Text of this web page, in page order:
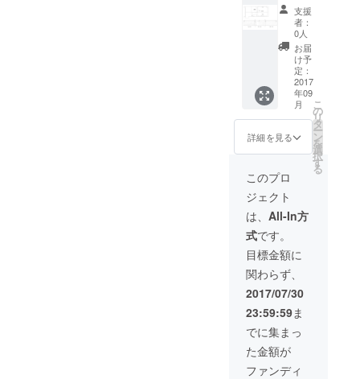
お好み
の日程
（ただ
し年末
年始は
除く）
で1週
間、個
展の会
場とし
て作品
いただ
す。 ★
グルー
プでの
展示も
可能で
す。 ★
ギャラ
リーの
ン時間
は月曜
から日
曜まで
の11時
ンジス
ペース
（〒
151-
0053 東
京都渋
谷区
代々木
１丁目
５５−１
４）を
ギャラ
して
2017年
9月1日
から
2018年
8月31日
までの
お好み
の日程
（ただ
し年末
年始は
除く）
で2週
間、個
展の会
支援
者：
0人
お届
け予
定：
2017
年09
月
詳細を見る
こ
の
リ
タ
ー
ン
を
選
択
す
る
このプロ
ジェクト
は、 All-In方
式です。
目標金額に
関わらず、
2017/07/30
23:59:59ま
でに集まっ
た金額が
ファンディ